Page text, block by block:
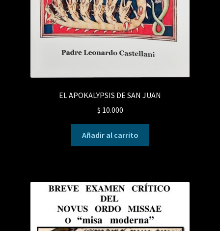
EL APOKALYPSIS DE SAN JUAN
$ 10.000
Añadir al carrito